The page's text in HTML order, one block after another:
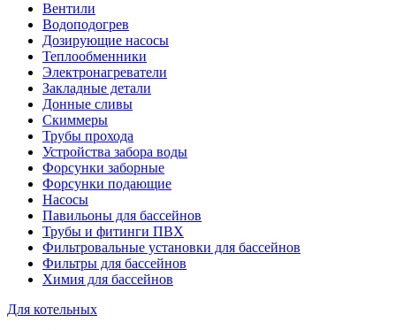
Вентили
Водоподогрев
Дозирующие насосы
Теплообменники
Электронагреватели
Закладные детали
Донные сливы
Скиммеры
Трубы прохода
Устройства забора воды
Форсунки заборные
Форсунки подающие
Насосы
Павильоны для бассейнов
Трубы и фитинги ПВХ
Фильтровальные установки для бассейнов
Фильтры для бассейнов
Химия для бассейнов
Для котельных